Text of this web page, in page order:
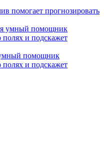
помогает прогнозировать
умный помощник
и подскажет